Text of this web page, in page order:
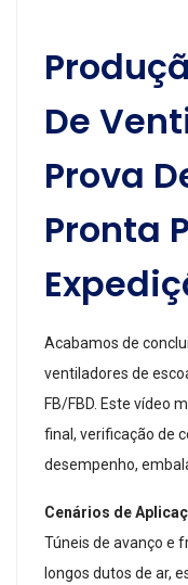
De
Prova
Pronta
Acabamos de
ventiladores de
FB/FBD. Este vídeo
final, verificação de
desempenho,
Cenários de
Túneis de avanço e
longos dutos de ar,